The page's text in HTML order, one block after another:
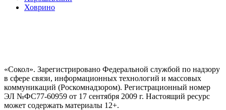
Ховрино
«Сокол». Зарегистрировано Федеральной службой по надзору
в сфере связи, информационных технологий и массовых
коммуникаций (Роскомнадзором). Регистрационный номер
ЭЛ №ФС77-60959 от 17 сентября 2009 г. Настоящий ресурс
может содержать материалы 12+.